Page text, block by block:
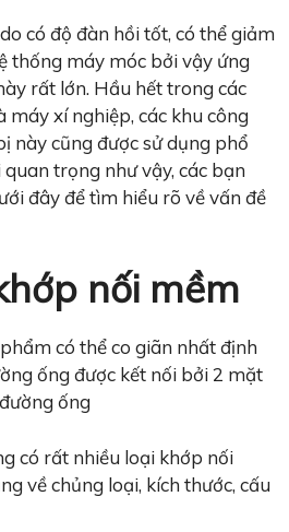
do có độ đàn hồi tốt, có thể giảm
thống máy móc bởi vậy ứng
rất lớn. Hầu hết trong các
máy xí nghiệp, các khu công
này cũng được sử dụng phổ
trọng như vậy, các bạn
đây để tìm hiểu rõ về vấn đề
nối mềm
có thể co giãn nhất định
ống được kết nối bởi 2 mặt
ống
có rất nhiều loại khớp nối
về chủng loại, kích thước, cấu